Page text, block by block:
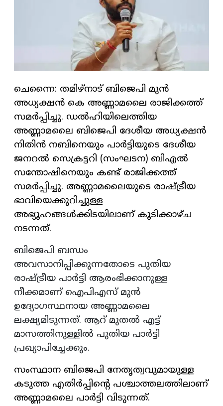
ചെന്നൈ: തമിഴ്‌നാട് ബിജെപി മുൻ
അധ്യക്ഷൻ കെ അണ്ണാമലൈ രാജിക്കത്ത്
സമർപ്പിച്ചു. ഡൽഹിയിലെത്തിയ
അണ്ണാമലൈ ബിജെപി ദേശീയ അധ്യക്ഷൻ
നിതിൻ നബിനെയും പാർട്ടിയുടെ ദേശീയ
ജനറൽ സെക്രട്ടറി (സംഘടന) ബിഎൽ
സന്തോഷിനെയും കണ്ട് രാജിക്കത്ത്
സമർപ്പിച്ചു. അണ്ണാമലൈയുടെ രാഷ്ട്രീയ
ഭാവിയെക്കുറിച്ചുള്ള
അഭ്യൂഹങ്ങൾക്കിടയിലാണ് കൂടിക്കാഴ്ച
നടന്നത്.
ബിജെപി ബന്ധം
അവസാനിപ്പിക്കുന്നതോടെ പുതിയ
രാഷ്ട്രീയ പാർട്ടി ആരംഭിക്കാനുള്ള
നീക്കമാണ് ഐപിഎസ് മുൻ
ഉദ്യോഗസ്ഥനായ അണ്ണാമലൈ
ലക്ഷ്യമിടുന്നത്. ആറ് മുതൽ എട്ട്
മാസത്തിനുള്ളിൽ പുതിയ പാർട്ടി
പ്രഖ്യാപിച്ചേക്കും.
സംസ്ഥാന ബിജെപി നേതൃത്വവുമായുള്ള
കടുത്ത എതിർപ്പിൻ്റെ പശ്ചാത്തലത്തിലാണ്
അണ്ണാമലൈ പാർട്ടി വിടുന്നത്.